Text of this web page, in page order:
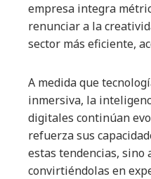
empresa integra
renunciar a la
sector más eficiente,
A medida que
inmersiva, la
digitales continúan
refuerza sus
estas tendencias, sino
convirtiéndolas en